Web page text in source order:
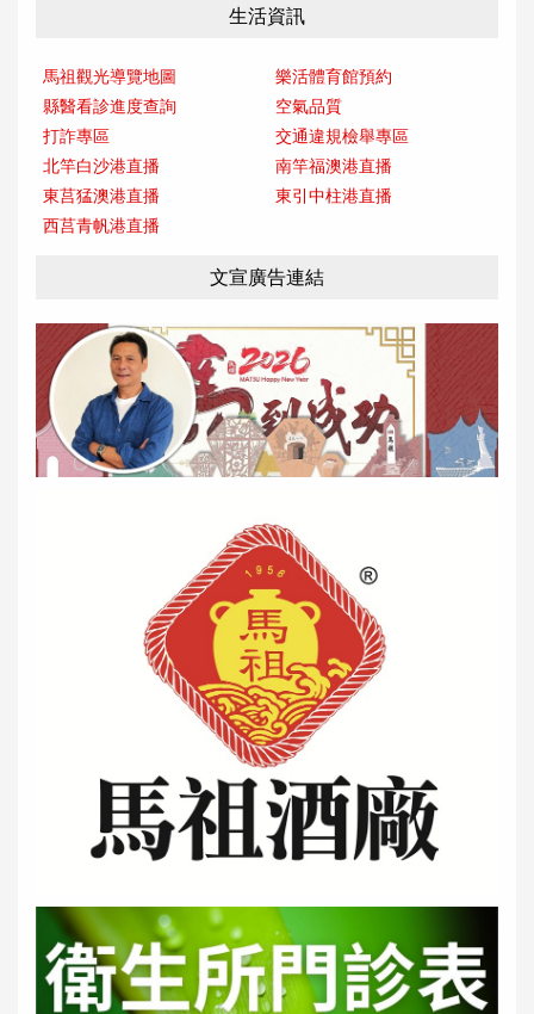
生活資訊
馬祖觀光導覽地圖
樂活體育館預約
縣醫看診進度查詢
空氣品質
打詐專區
交通違規檢舉專區
北竿白沙港直播
南竿福澳港直播
東莒猛澳港直播
東引中柱港直播
西莒青帆港直播
文宣廣告連結